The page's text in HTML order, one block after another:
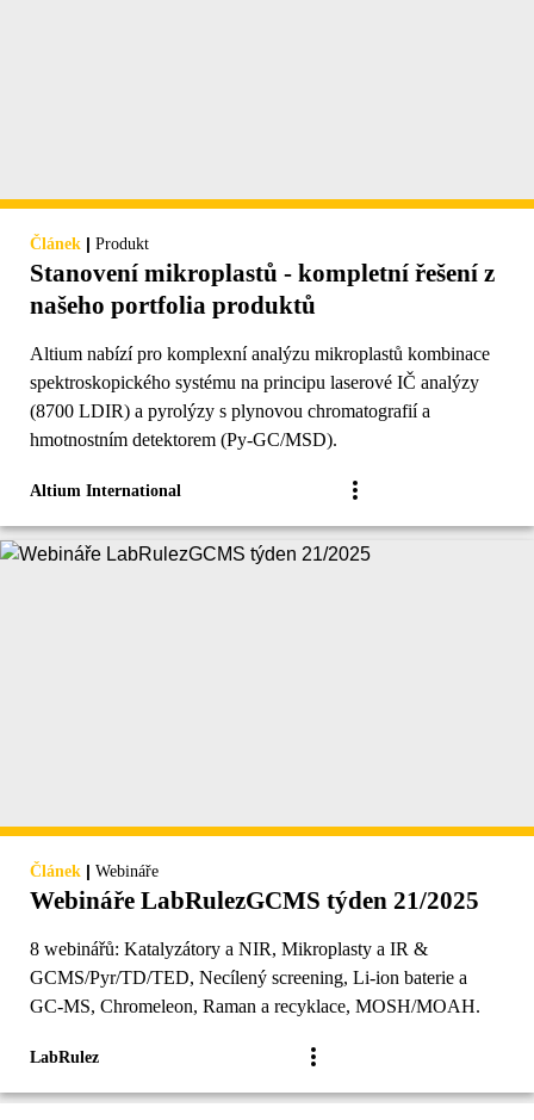
Článek | Produkt
Stanovení mikroplastů - kompletní řešení z
našeho portfolia produktů
Altium nabízí pro komplexní analýzu mikroplastů kombinace
spektroskopického systému na principu laserové IČ analýzy
(8700 LDIR) a pyrolýzy s plynovou chromatografií a
hmotnostním detektorem (Py-GC/MSD).
Altium International
Článek | Webináře
Webináře LabRulezGCMS týden 21/2025
8 webinářů: Katalyzátory a NIR, Mikroplasty a IR &
GCMS/Pyr/TD/TED, Necílený screening, Li-ion baterie a
GC-MS, Chromeleon, Raman a recyklace, MOSH/MOAH.
LabRulez